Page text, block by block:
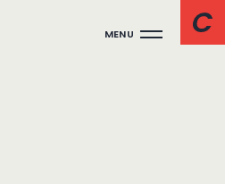
MENU